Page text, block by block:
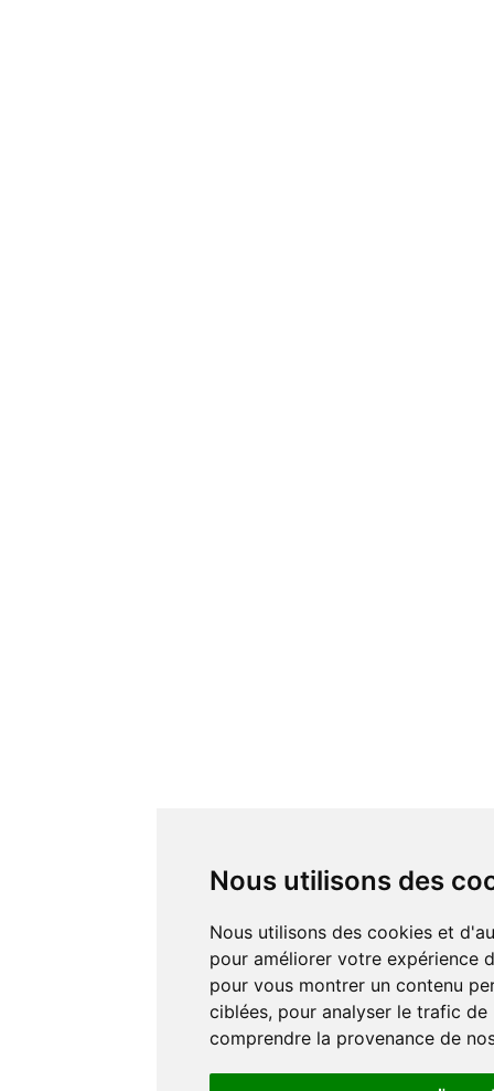
Nous utilisons des
Nous utilisons des cookies et d'autres technologies de suivi
pour améliorer votre expérience
pour vous montrer un contenu
ciblées, pour analyser le trafic
comprendre la provenance de